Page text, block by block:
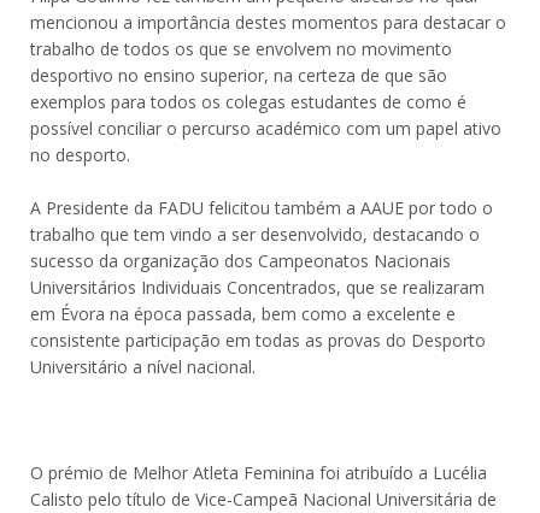
mencionou a importância destes momentos para destacar o
trabalho de todos os que se envolvem no movimento
desportivo no ensino superior, na certeza de que são
exemplos para todos os colegas estudantes de como é
possível conciliar o percurso académico com um papel ativo
no desporto.
A Presidente da FADU felicitou também a AAUE por todo o
trabalho que tem vindo a ser desenvolvido, destacando o
sucesso da organização dos Campeonatos Nacionais
Universitários Individuais Concentrados, que se realizaram
em Évora na época passada, bem como a excelente e
consistente participação em todas as provas do Desporto
Universitário a nível nacional.
O prémio de Melhor Atleta Feminina foi atribuído a Lucélia
Calisto pelo título de Vice-Campeã Nacional Universitária de